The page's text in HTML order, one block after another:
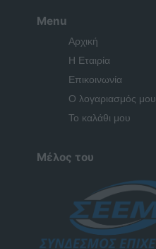
Menu
Αρχική
Η Εταιρία
Επικοινωνία
Ο λογαριασμός μου
Το καλάθι μου
Μέλος του